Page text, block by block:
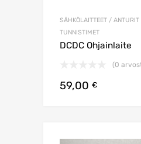
SÄHKÖLAITTEET /
TUNNISTIMET
DCDC Ohjainlaite
(0
59,00 €